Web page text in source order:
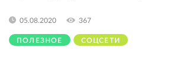
ПОЛЕЗНОЕ СОЦСЕТИ
05.08.2020 367